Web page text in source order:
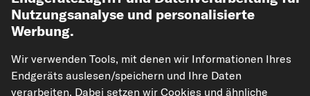
Nutzungsanalyse und personalisierte
Werbung.
Wir verwenden Tools, mit denen wir Informationen Ihres
Endgeräts auslesen/speichern und Ihre Daten
verarbeiten. Dabei setzen wir Cookies und ähnliche